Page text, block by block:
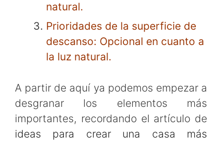
natural.
Prioridades de la superficie de
descanso: Opcional en cuanto a
la luz natural.
A partir de aquí ya podemos empezar a
desgranar los elementos más
importantes, recordando el artículo de
ideas para crear una casa más